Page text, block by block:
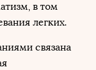
в том
легких.
связана